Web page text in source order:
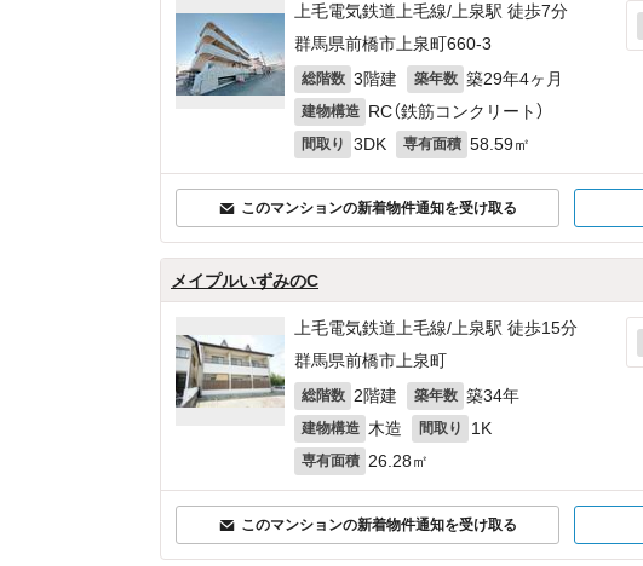
上毛電気鉄道上毛線/上泉駅 徒歩7分
群馬県前橋市上泉町660‐3
総階数 3階建 築年数 築29年4ヶ月
建物構造 RC（鉄筋コンクリート）
間取り 3DK 専有面積 58.59㎡
このマンションの新着物件通知を受け取る
メイプルいずみのC
上毛電気鉄道上毛線/上泉駅 徒歩15分
群馬県前橋市上泉町
総階数 2階建 築年数 築34年
建物構造 木造 間取り 1K
専有面積 26.28㎡
このマンションの新着物件通知を受け取る